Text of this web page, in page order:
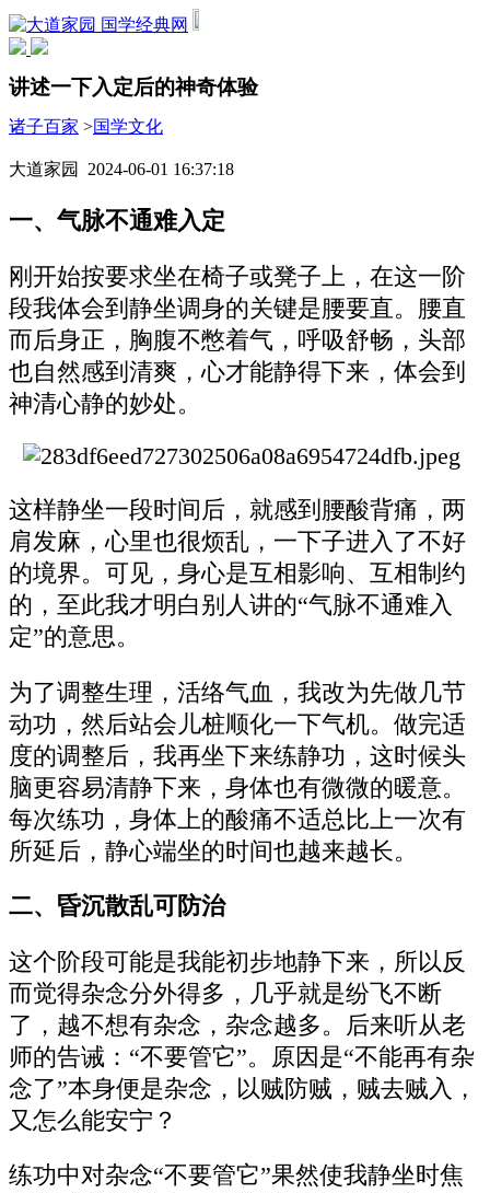
国学经典网
讲述一下入定后的神奇体验
诸子百家 >国学文化
大道家园 2024-06-01 16:37:18
一、气脉不通难入定
刚开始按要求坐在椅子或凳子上，在这一阶
段我体会到静坐调身的关键是腰要直。腰直
而后身正，胸腹不憋着气，呼吸舒畅，头部
也自然感到清爽，心才能静得下来，体会到
神清心静的妙处。
这样静坐一段时间后，就感到腰酸背痛，两
肩发麻，心里也很烦乱，一下子进入了不好
的境界。可见，身心是互相影响、互相制约
的，至此我才明白别人讲的“气脉不通难入
定”的意思。
为了调整生理，活络气血，我改为先做几节
动功，然后站会儿桩顺化一下气机。做完适
度的调整后，我再坐下来练静功，这时候头
脑更容易清静下来，身体也有微微的暖意。
每次练功，身体上的酸痛不适总比上一次有
所延后，静心端坐的时间也越来越长。
二、昏沉散乱可防治
这个阶段可能是我能初步地静下来，所以反
而觉得杂念分外得多，几乎就是纷飞不断
了，越不想有杂念，杂念越多。后来听从老
师的告诫：“不要管它”。原因是“不能再有杂
念了”本身便是杂念，以贼防贼，贼去贼入，
又怎么能安宁？
练功中对杂念“不要管它”果然使我静坐时焦